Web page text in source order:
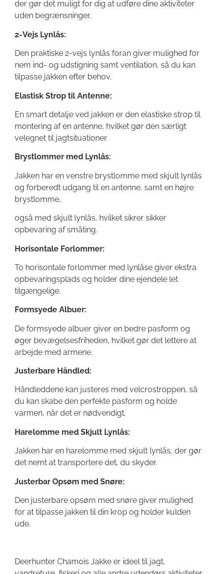
der gør det muligt for dig at udføre dine aktiviteter
uden begrænsninger.
2-Vejs Lynlås:
Den praktiske 2-vejs lynlås foran giver mulighed for
nem ind- og udstigning samt ventilation, så du kan
tilpasse jakken efter behov.
Elastisk Strop til Antenne:
En smart detalje ved jakken er den elastiske strop til
montering af en antenne, hvilket gør den særligt
velegnet til jagtsituationer.
Brystlommer med Lynlås:
Jakken har en venstre brystlomme med skjult lynlås
og forberedt udgang til en antenne, samt en højre
brystlomme,
også med skjult lynlås, hvilket sikrer sikker
opbevaring af småting.
Horisontale Forlommer:
To horisontale forlommer med lynlåse giver ekstra
opbevaringsplads og holder dine ejendele let
tilgængelige.
Formsyede Albuer:
De formsyede albuer giver en bedre pasform og
øger bevægelsesfriheden, hvilket gør det lettere at
arbejde med armene.
Justerbare Håndled:
Håndleddene kan justeres med velcrostroppen, så
du kan skabe den perfekte pasform og holde
varmen, når det er nødvendigt.
Harelomme med Skjult Lynlås:
Jakken har en harelomme med skjult lynlås, der gør
det nemt at transportere det, du skyder.
Justerbar Opsøm med Snøre:
Den justerbare opsøm med snøre giver mulighed
for at tilpasse jakken til din krop og holder kulden
ude.
Deerhunter Chamois Jakke er ideel til jagt,